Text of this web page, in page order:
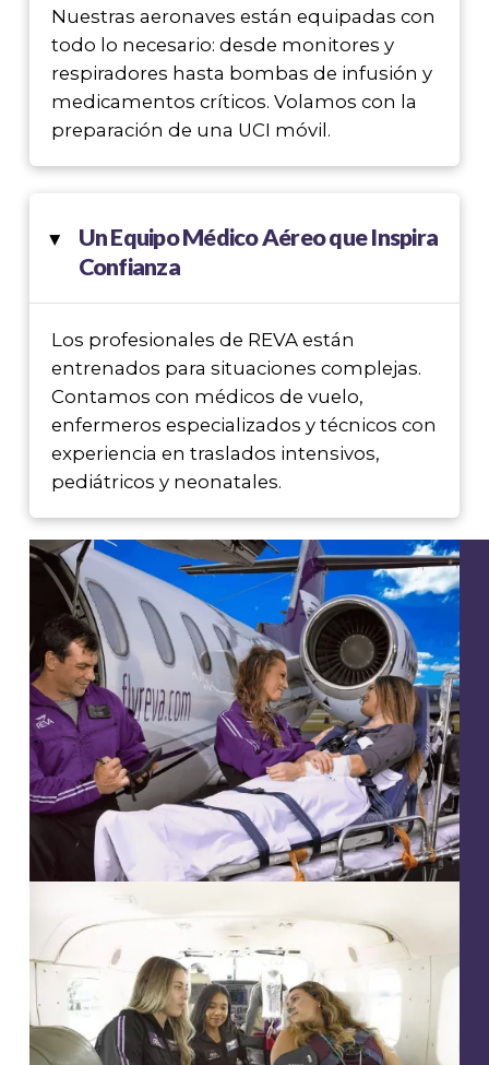
Nuestras aeronaves están equipadas con
todo lo necesario: desde monitores y
respiradores hasta bombas de infusión y
medicamentos críticos. Volamos con la
preparación de una UCI móvil.
▸
Un Equipo Médico Aéreo que Inspira
Confianza
Los profesionales de REVA están
entrenados para situaciones complejas.
Contamos con médicos de vuelo,
enfermeros especializados y técnicos con
experiencia en traslados intensivos,
pediátricos y neonatales.